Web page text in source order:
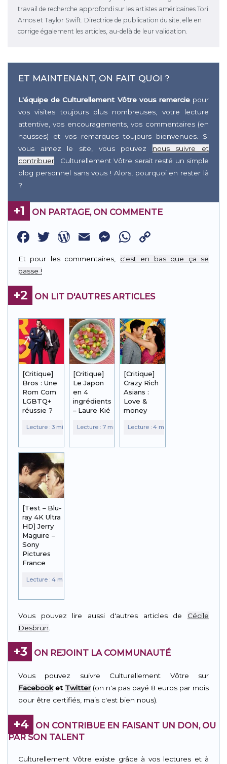
travail de recherche approfondi sur les artistes américaines Tori
Amos et Taylor Swift. Directrice de publication du site, elle en
corrige également les articles, au-delà de leur validation.
ET MAINTENANT, ON FAIT QUOI ?
L'équipe de Culturellement Vôtre vous remerciepour
vos visites toujours plus nombreuses, votre lecture
attentive, vos encouragements, vos commentaires (en
hausses) et vos remarques toujours bienvenues. Si
vous aimez le site, vous pouvez nous suivre et
contribuer : Culturellement Vôtre serait resté un simple
blog personnel sans vous ! Alors, pourquoi en rester là
?
+1 ON PARTAGE, ON COMMENTE
Facebook
Twitter
WordPress
EmailMessenger
WhatsApp
Link
Et pour les commentaires, c'est en bas que ça se
passe !
+2 ON LIT D'AUTRES ARTICLES
[Critique]
Bros : Une
Rom Com
LGBTQ+
réussie ?
[Critique]
Le Japon
en 4
ingrédients
– Laure Kié
[Critique]
Crazy Rich
Asians :
Love &
money
[Test – Blu-
ray 4K Ultra
HD] Jerry
Maguire –
Sony
Pictures
France
Vous pouvez lire aussi d'autres articles de Cécile
Desbrun
+3 ON REJOINT LA COMMUNAUTÉ
Vous pouvez suivre Culturellement Vôtre sur
Facebooket Twitter(on n'a pas payé 8 euros par mois
pour être certifiés, mais c'est bien nous).
+4
ON CONTRIBUE EN FAISANT UN DON, OU
PAR SON TALENT
Culturellement Vôtre existe grâce à vos lectures et à